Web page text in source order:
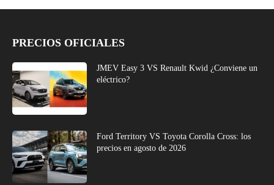
PRECIOS OFICIALES
JMEV Easy 3 VS Renault Kwid ¿Conviene un
eléctrico?
Ford Territory VS Toyota Corolla Cross: los
precios en agosto de 2026